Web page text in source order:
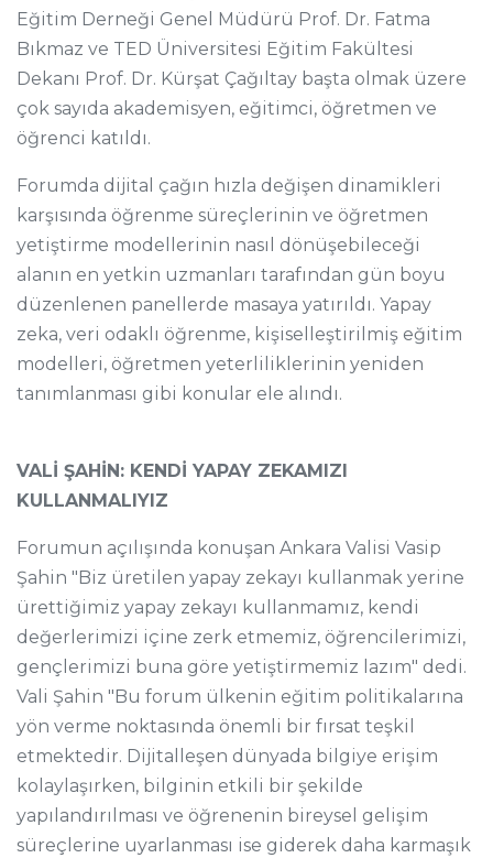
Eğitim Derneği Genel Müdürü Prof. Dr. Fatma
Bıkmaz ve TED Üniversitesi Eğitim Fakültesi
Dekanı Prof. Dr. Kürşat Çağıltay başta olmak üzere
çok sayıda akademisyen, eğitimci, öğretmen ve
öğrenci katıldı.
Forumda dijital çağın hızla değişen dinamikleri
karşısında öğrenme süreçlerinin ve öğretmen
yetiştirme modellerinin nasıl dönüşebileceği
alanın en yetkin uzmanları tarafından gün boyu
düzenlenen panellerde masaya yatırıldı. Yapay
zeka, veri odaklı öğrenme, kişiselleştirilmiş eğitim
modelleri, öğretmen yeterliliklerinin yeniden
tanımlanması gibi konular ele alındı.
VALİ ŞAHİN: KENDİ YAPAY ZEKAMIZI
KULLANMALIYIZ
Forumun açılışında konuşan Ankara Valisi Vasip
Şahin "Biz üretilen yapay zekayı kullanmak yerine
ürettiğimiz yapay zekayı kullanmamız, kendi
değerlerimizi içine zerk etmemiz, öğrencilerimizi,
gençlerimizi buna göre yetiştirmemiz lazım" dedi.
Vali Şahin "Bu forum ülkenin eğitim politikalarına
yön verme noktasında önemli bir fırsat teşkil
etmektedir. Dijitalleşen dünyada bilgiye erişim
kolaylaşırken, bilginin etkili bir şekilde
yapılandırılması ve öğrenenin bireysel gelişim
süreçlerine uyarlanması ise giderek daha karmaşık